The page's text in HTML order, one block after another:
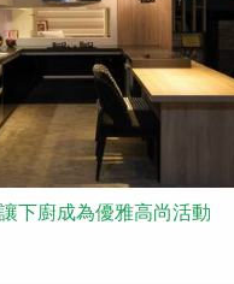
下廚成為優雅高尚活動